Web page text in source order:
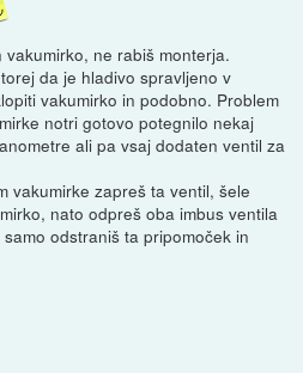
ne rabiš monterja.
da je hladivo spravljeno v
vakumirko in podobno. Problem
notri gotovo potegnilo nekaj
ali pa vsaj dodaten ventil za
vakumirke zapreš ta ventil, šele
nato odpreš oba imbus ventila
odstraniš ta pripomoček in